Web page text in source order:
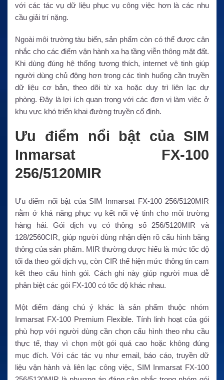
với các tác vụ dữ liệu phục vụ công việc hơn là các nhu
cầu giải trí nặng.
Ngoài môi trường tàu biển, sản phẩm còn có thể được cân
nhắc cho các điểm vận hành xa hạ tầng viễn thông mặt đất.
Khi dùng đúng hệ thống tương thích, internet vệ tinh giúp
người dùng chủ động hơn trong các tình huống cần truyền
dữ liệu cơ bản, theo dõi từ xa hoặc duy trì liên lạc dự
phòng. Đây là lợi ích quan trọng với các đơn vị làm việc ở
khu vực khó triển khai đường truyền cố định.
Ưu điểm nổi bật của SIM
Inmarsat FX-100
256/5120MIR
Ưu điểm nổi bật của SIM Inmarsat FX-100 256/5120MIR
nằm ở khả năng phục vụ kết nối vệ tinh cho môi trường
hàng hải. Gói dịch vụ có thông số 256/5120MIR và
128/2560CIR, giúp người dùng nhận diện rõ cấu hình băng
thông của sản phẩm. MIR thường được hiểu là mức tốc độ
tối đa theo gói dịch vụ, còn CIR thể hiện mức thông tin cam
kết theo cấu hình gói. Cách ghi này giúp người mua dễ
phân biệt các gói FX-100 có tốc độ khác nhau.
Một điểm đáng chú ý khác là sản phẩm thuộc nhóm
Inmarsat FX-100 Premium Flexible. Tính linh hoạt của gói
phù hợp với người dùng cần chọn cấu hình theo nhu cầu
thực tế, thay vì chọn một gói quá cao hoặc không đúng
mục đích. Với các tác vụ như email, báo cáo, truyền dữ
liệu vận hành và liên lạc công việc, SIM Inmarsat FX-100